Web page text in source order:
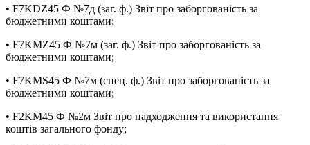
• F7KDZ45 Ф №7д (заг. ф.) Звіт про заборгованість за
бюджетними коштами;
• F7KMZ45 Ф №7м (заг. ф.) Звіт про заборгованість за
бюджетними коштами;
• F7KMS45 Ф №7м (спец. ф.) Звіт про заборгованість за
бюджетними коштами;
• F2KM45 Ф №2м Звіт про надходження та використання
коштів загального фонду;